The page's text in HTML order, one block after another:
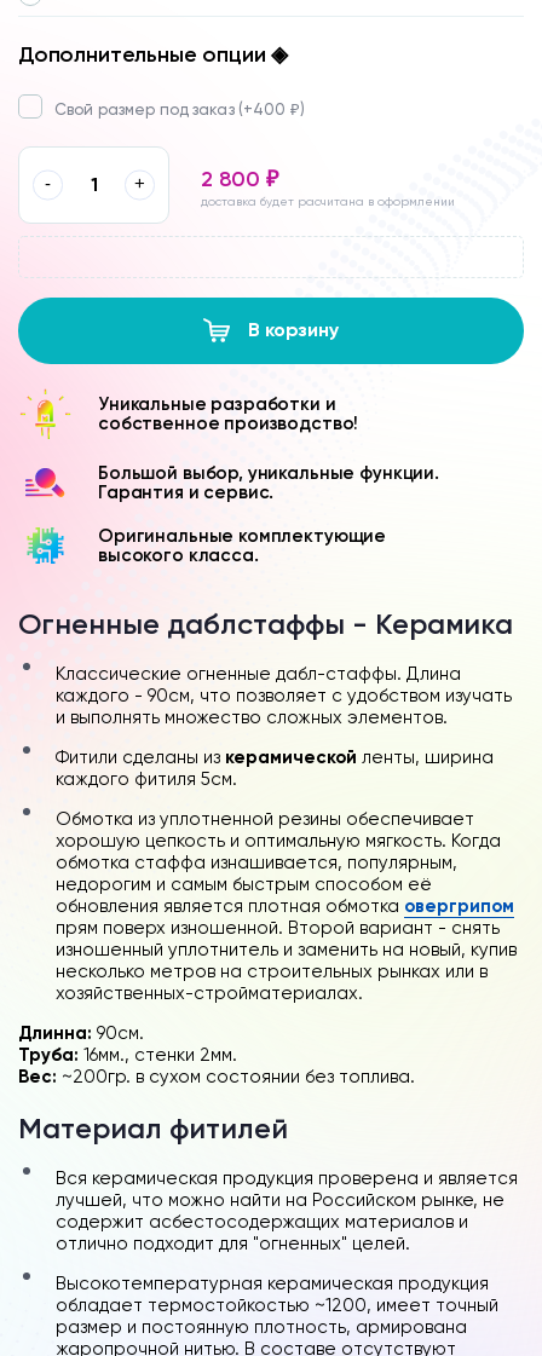
Дополнительные опции ◈
Свой размер под заказ (+400 ₽ )
- + 2 800 ₽
доставка будет расчитана в оформлении
В корзину
Уникальные разработки и
собственное производство!
Большой выбор, уникальные функции.
Гарантия и сервис.
Оригинальные комплектующие
высокого класса.
Огненные даблстаффы - Керамика
Классические огненные дабл-стаффы. Длина
каждого - 90см, что позволяет с удобством изучать
и выполнять множество сложных элементов.
Фитили сделаны из керамической ленты, ширина
каждого фитиля 5см.
Обмотка из уплотненной резины обеспечивает
хорошую цепкость и оптимальную мягкость. Когда
обмотка стаффа изнашивается, популярным,
недорогим и самым быстрым способом её
обновления является плотная обмотка овергрипом
прям поверх изношенной. Второй вариант - снять
изношенный уплотнитель и заменить на новый, купив
несколько метров на строительных рынках или в
хозяйственных-стройматериалах.
Длинна: 90см.
Труба: 16мм., стенки 2мм.
Вес: ~200гр. в сухом состоянии без топлива.
Материал фитилей
Вся керамическая продукция проверена и является
лучшей, что можно найти на Российском рынке, не
содержит асбестосодержащих материалов и
отлично подходит для "огненных" целей.
Высокотемпературная керамическая продукция
обладает термостойкостью ~1200, имеет точный
размер и постоянную плотность, армирована
жаропрочной нитью. В составе отсутствуют